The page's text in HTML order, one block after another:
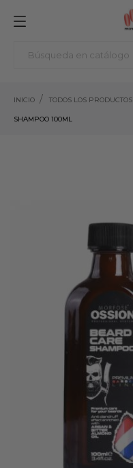
INICIO TODOS LOS PRODUCTOS
SHAMPOO 100ML